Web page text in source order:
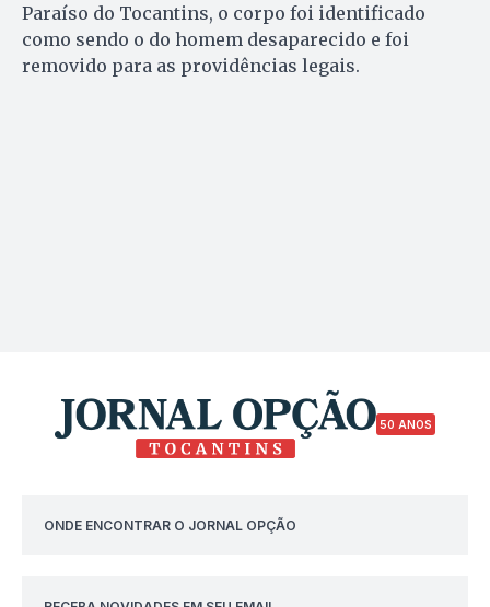
Paraíso do Tocantins, o corpo foi identificado
como sendo o do homem desaparecido e foi
removido para as providências legais.
50 ANOS
ONDE ENCONTRAR O JORNAL OPÇÃO